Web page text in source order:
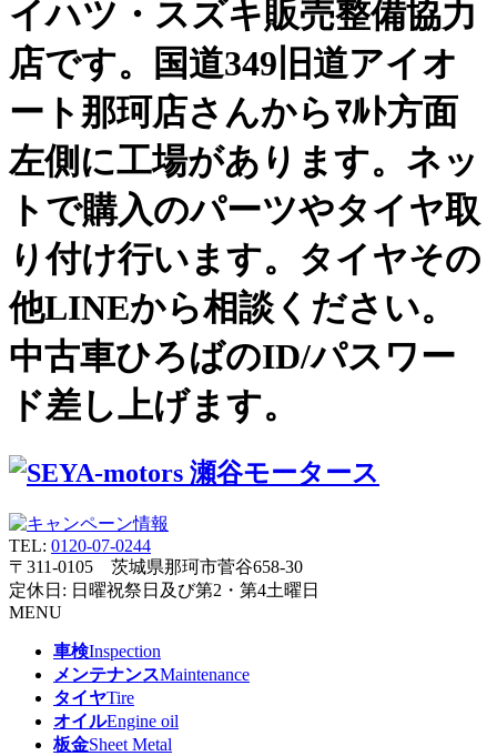
イハツ・スズキ販売整備協力
店です。国道349旧道アイオ
ート那珂店さんからﾏﾙﾄ方面
左側に工場があります。ネッ
トで購入のパーツやタイヤ取
り付け行います。タイヤその
他LINEから相談ください。
中古車ひろばのID/パスワー
ド差し上げます。
TEL: 0120-07-0244
〒311-0105 茨城県那珂市菅谷658-30
定休日: 日曜祝祭日及び第2・第4土曜日
MENU
車検Inspection
メンテナンスMaintenance
タイヤTire
オイルEngine oil
板金Sheet Metal